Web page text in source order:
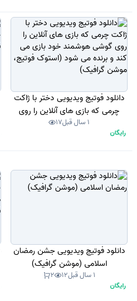
دانلود فوتیج ویدیویی دختر با ژاکت
چرمی که بازی های آنلاین را روی
گوشی هوشمند خود بازی می کند و
برنده می شود (استوک فوتیج، موشن
1 سال قبل 17
رایگان
دانلود فوتیج ویدیویی جشن رمضان
اسلامی (موشن گرافیک)
1 سال قبل 12
2
رایگان